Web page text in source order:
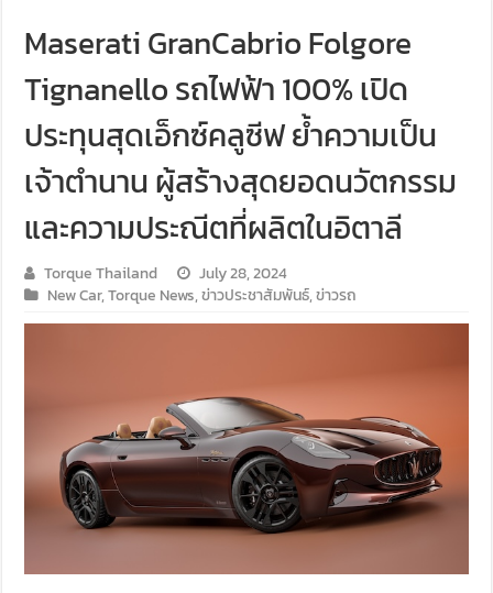
Maserati GranCabrio Folgore
Tignanello รถไฟฟ้า 100% เปิด
ประทุนสุดเอ็กซ์คลูซีฟ ย้ำความเป็น
เจ้าตำนาน ผู้สร้างสุดยอดนวัตกรรม
และความประณีตที่ผลิตในอิตาลี
Torque Thailand
July 28, 2024
New Car,Torque News,ข่าวประชาสัมพันธ์,ข่าวรถ